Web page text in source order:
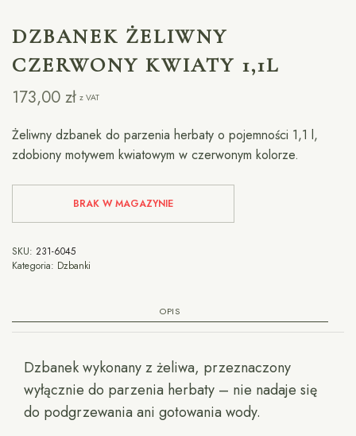
DZBANEK ŻELIWNY
CZERWONY KWIATY 1,1L
173,00zł z VAT
Żeliwny dzbanek do parzenia herbaty o pojemności 1,1 l,
zdobiony motywem kwiatowym w czerwonym kolorze.
BRAK W MAGAZYNIE
SKU: 231-6045
Kategoria: Dzbanki
OPIS
Dzbanek wykonany z żeliwa, przeznaczony
wyłącznie do parzenia herbaty – nie nadaje się
do podgrzewania ani gotowania wody.